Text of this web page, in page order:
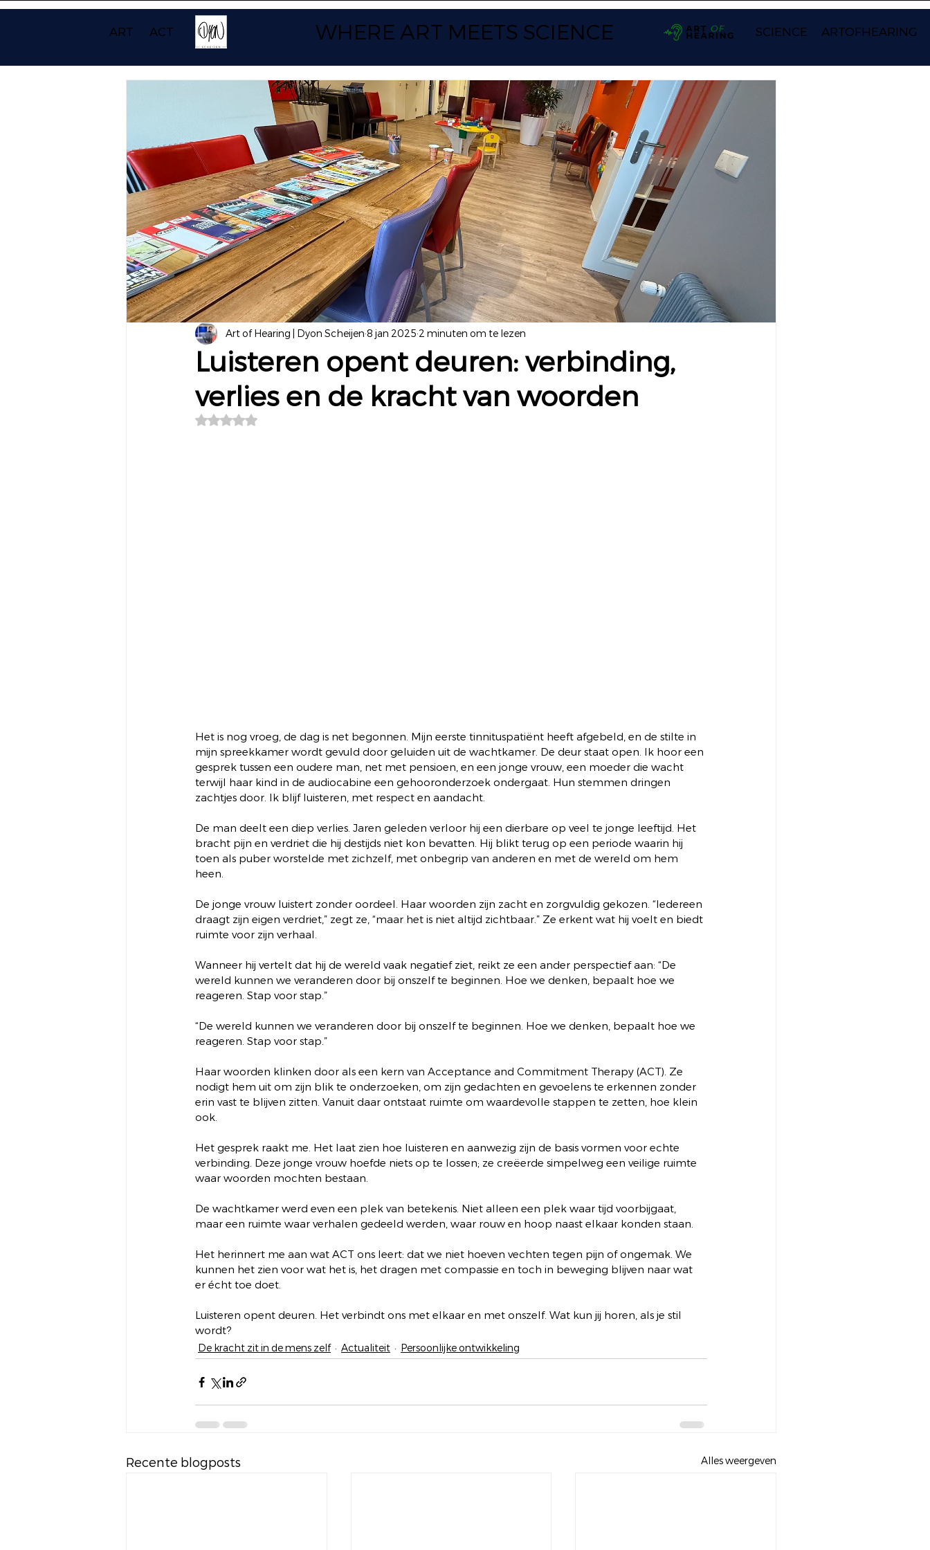
ART ACT WHERE ART MEETS SCIENCE SCIENCE ARTOFHEARING
Luisteren opent deuren: verbinding,
verlies en de kracht van woorden
Art of Hearing | Dyon Scheijen 8 jan 2025 2 minuten om te lezen
Beoordeeld met NaN uit 5 sterren.
Het is nog vroeg, de dag is net begonnen. Mijn eerste tinnituspatiënt heeft afgebeld, en de stilte in
mijn spreekkamer wordt gevuld door geluiden uit de wachtkamer. De deur staat open. Ik hoor een
gesprek tussen een oudere man, net met pensioen, en een jonge vrouw, een moeder die wacht
terwijl haar kind in de audiocabine een gehooronderzoek ondergaat. Hun stemmen dringen
zachtjes door. Ik blijf luisteren, met respect en aandacht.
De man deelt een diep verlies. Jaren geleden verloor hij een dierbare op veel te jonge leeftijd. Het
bracht pijn en verdriet die hij destijds niet kon bevatten. Hij blikt terug op een periode waarin hij
toen als puber worstelde met zichzelf, met onbegrip van anderen en met de wereld om hem
heen.
De jonge vrouw luistert zonder oordeel. Haar woorden zijn zacht en zorgvuldig gekozen. “Iedereen
draagt zijn eigen verdriet,” zegt ze, “maar het is niet altijd zichtbaar.” Ze erkent wat hij voelt en biedt
ruimte voor zijn verhaal.
Wanneer hij vertelt dat hij de wereld vaak negatief ziet, reikt ze een ander perspectief aan: “De
wereld kunnen we veranderen door bij onszelf te beginnen. Hoe we denken, bepaalt hoe we
reageren. Stap voor stap.”
“De wereld kunnen we veranderen door bij onszelf te beginnen. Hoe we denken, bepaalt hoe we
reageren. Stap voor stap.”
Haar woorden klinken door als een kern van Acceptance and Commitment Therapy (ACT). Ze
nodigt hem uit om zijn blik te onderzoeken, om zijn gedachten en gevoelens te erkennen zonder
erin vast te blijven zitten. Vanuit daar ontstaat ruimte om waardevolle stappen te zetten, hoe klein
ook.
Het gesprek raakt me. Het laat zien hoe luisteren en aanwezig zijn de basis vormen voor echte
verbinding. Deze jonge vrouw hoefde niets op te lossen; ze creëerde simpelweg een veilige ruimte
waar woorden mochten bestaan.
De wachtkamer werd even een plek van betekenis. Niet alleen een plek waar tijd voorbijgaat,
maar een ruimte waar verhalen gedeeld werden, waar rouw en hoop naast elkaar konden staan.
Het herinnert me aan wat ACT ons leert: dat we niet hoeven vechten tegen pijn of ongemak. We
kunnen het zien voor wat het is, het dragen met compassie en toch in beweging blijven naar wat
er écht toe doet.
Luisteren opent deuren. Het verbindt ons met elkaar en met onszelf. Wat kun jij horen, als je stil
wordt?
De kracht zit in de mens zelf Actualiteit Persoonlijke ontwikkeling
Recente blogposts Alles weergeven